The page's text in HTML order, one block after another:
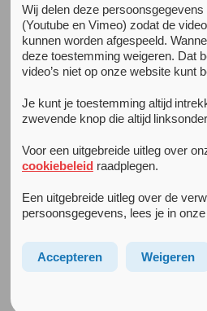
Digitale zorg
Tegenwoordig vinden steeds
(deels) digitaal plaats, dus via
steeds meer gebruik van
Voor onze digitale zorg
of programma’s. Zo gebruiken
Minddistrict als digitaal platform.
de gratisHelpdesk Digitale Zorg.
Zij beantwoorden al je vragen en
installeren met en inloggen bij
Wij delen deze
(Youtube en Vimeo) zodat de
kunnen worden afgespeeld.
deze toestemming weigeren. Dat
video’s niet op onze website kunt
Je kunt je toestemming altijd
zwevende knop die altijd
Voor een uitgebreide uitleg over
cookiebeleidraadplegen.
Een uitgebreide uitleg over de
persoonsgegevens, lees je in onze
Accepteren Weigeren